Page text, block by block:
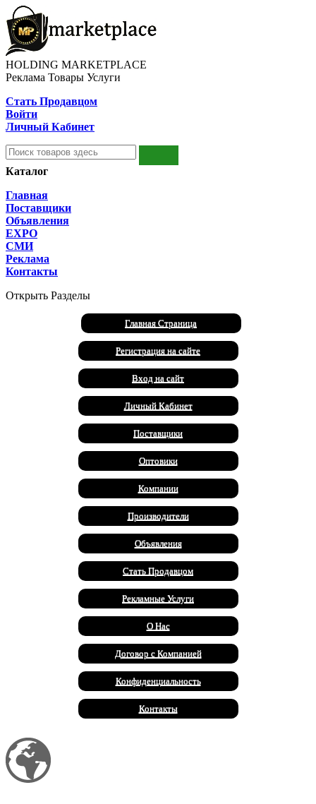
HOLDING MARKETPLACE
Реклама Товары Услуги
Стать Продавцом
Войти
Личный Кабинет
Каталог
Главная
Поставщики
Объявления
EXPO
СМИ
Реклама
Контакты
Открыть Разделы
Главная Страница
Регистрация на сайте
Вход на сайт
Личный Кабинет
Поставщики
Оптовики
Компании
Производители
Объявления
Стать Продавцом
Рекламные Услуги
О Нас
Договор с Компанией
Конфиденциальность
Контакты